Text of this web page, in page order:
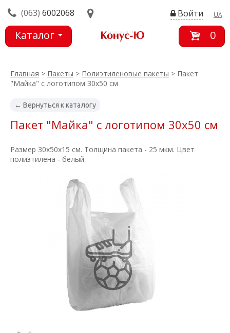
(063) 6002068 UA
Войти
Каталог
0
Главная > Пакеты > Полиэтиленовые пакеты > Пакет
"Майка" с логотипом 30х50 см
← Вернуться к каталогу
Пакет "Майка" с логотипом 30х50 см
Размер 30х50х15 см. Толщина пакета - 25 мкм. Цвет
полиэтилена - белый